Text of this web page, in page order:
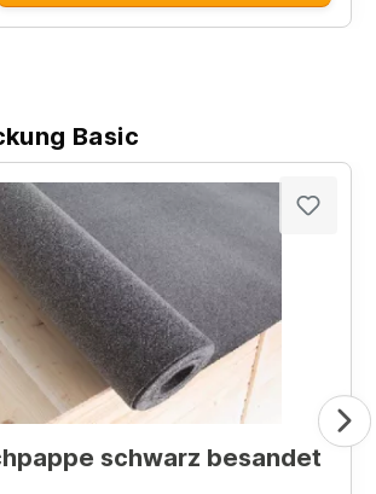
Basic
schwarz besandet